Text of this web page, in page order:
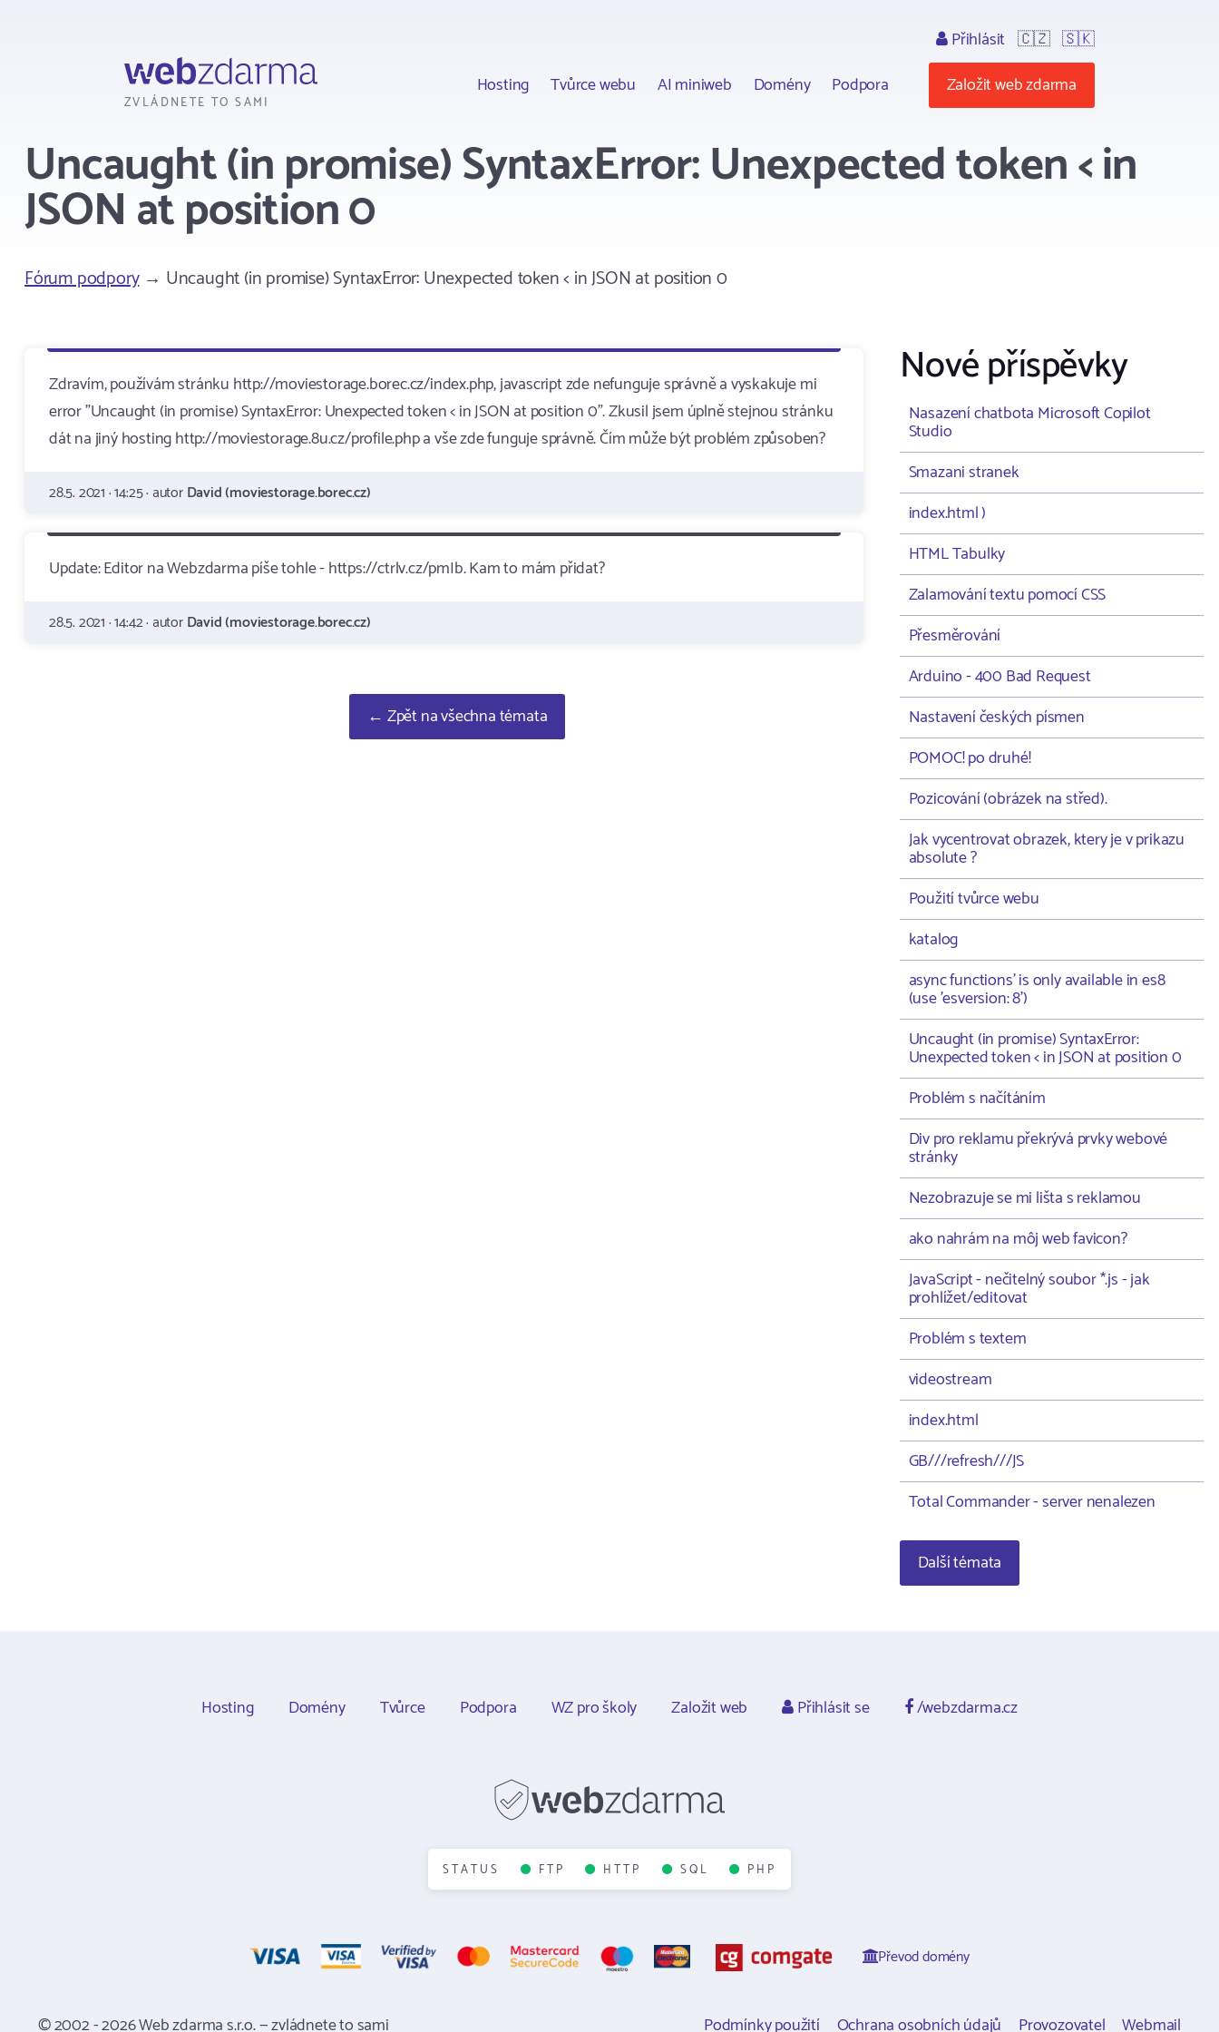
ZVLÁDNETE TO SAMI
Hosting Tvůrce webu AI miniweb Domény Podpora
Přihlásit 🇨🇿 🇸🇰
Založit web zdarma
Uncaught (in promise) SyntaxError: Unexpected token < in
JSON at position 0
Fórum podpory→ Uncaught (in promise) SyntaxError: Unexpected token < in JSON at position 0
Zdravím, používám stránku http://moviestorage.borec.cz/index.php, javascript zde nefunguje správně a vyskakuje mi
error "Uncaught (in promise) SyntaxError: Unexpected token < in JSON at position 0". Zkusil jsem úplně stejnou stránku
dát na jiný hosting http://moviestorage.8u.cz/profile.php a vše zde funguje správně. Čím může být problém způsoben?
28.5. 2021 · 14:25 · autorDavid (moviestorage.borec.cz)
Update: Editor na Webzdarma píše tohle - https://ctrlv.cz/pmIb. Kam to mám přidat?
28.5. 2021 · 14:42 · autorDavid (moviestorage.borec.cz)
← Zpět na všechna témata
Nové příspěvky
Nasazení chatbota Microsoft Copilot
Studio
Smazani stranek
index.html )
HTML Tabulky
Zalamování textu pomocí CSS
Přesměrování
Arduino - 400 Bad Request
Nastavení českých písmen
POMOC! po druhé!
Pozicování (obrázek na střed).
Jak vycentrovat obrazek, ktery je v prikazu
absolute ?
Použití tvůrce webu
katalog
async functions' is only available in es8
(use 'esversion: 8')
Uncaught (in promise) SyntaxError:
Unexpected token < in JSON at position 0
Problém s načítáním
Div pro reklamu překrývá prvky webové
stránky
Nezobrazuje se mi lišta s reklamou
ako nahrám na môj web favicon?
JavaScript - nečitelný soubor *.js - jak
prohlížet/editovat
Problém s textem
videostream
index.html
GB///refresh///JS
Total Commander - server nenalezen
Další témata
Hosting Domény Tvůrce Podpora WZ pro školy Založit web Přihlásit se /webzdarma.cz
STATUS FTP HTTP SQL PHP
Převod domény
© 2002 - 2026 Web zdarma s.r.o. — zvládnete to sami Podmínky použití Ochrana osobních údajů Provozovatel Webmail